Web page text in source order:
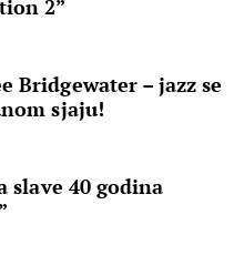
2”
Bridgewater – jazz se
sjaju!
slave 40 godina